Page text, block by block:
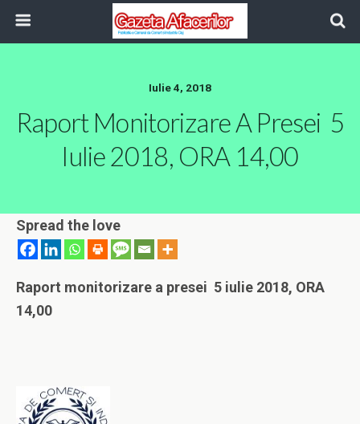
Iulie 4, 2018
Raport Monitorizare A Presei 5
Iulie 2018, ORA 14,00
Spread the love
Raport monitorizare a presei 5 iulie 2018, ORA
14,00